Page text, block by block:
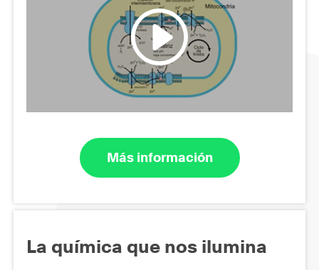
Más información
La química que nos ilumina